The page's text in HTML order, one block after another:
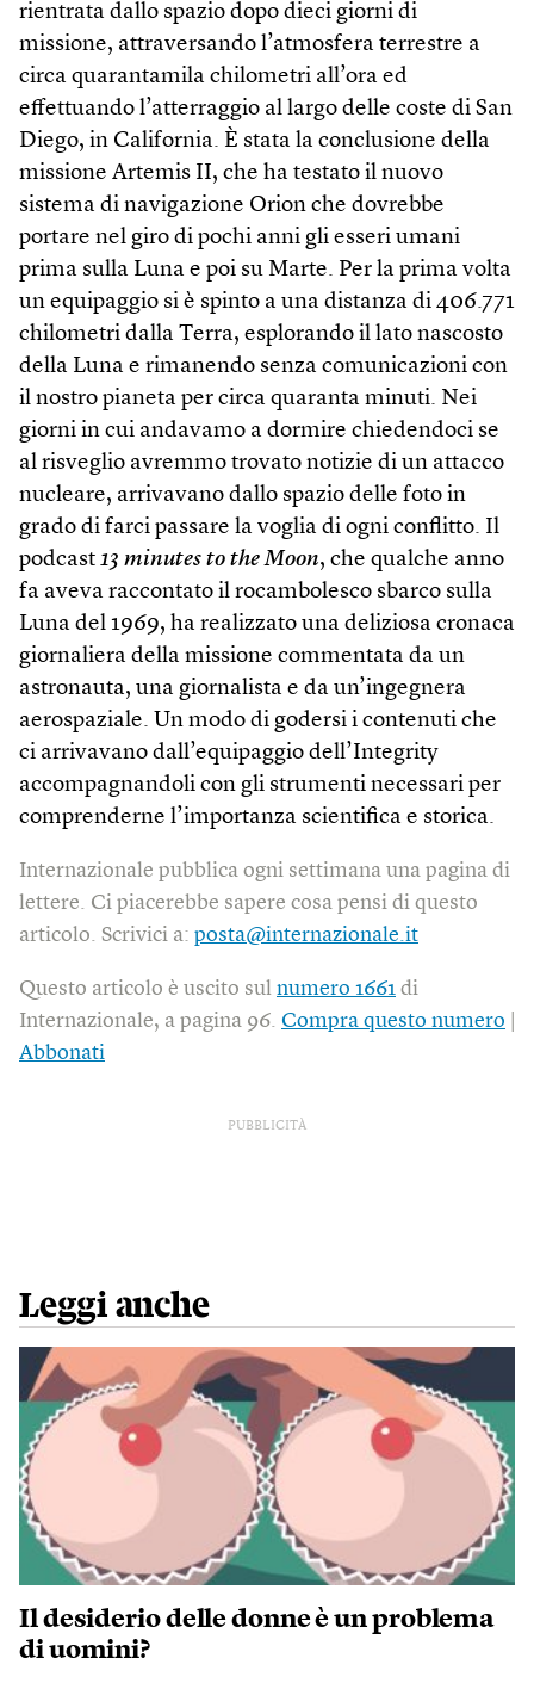
rientrata dallo spazio dopo dieci giorni di
missione, attraversando l’atmosfera terrestre a
circa quarantamila chilometri all’ora ed
effettuando l’atterraggio al largo delle coste di San
Diego, in California. È stata la conclusione della
missione Artemis II, che ha testato il nuovo
sistema di navigazione Orion che dovrebbe
portare nel giro di pochi anni gli esseri umani
prima sulla Luna e poi su Marte. Per la prima volta
un equipaggio si è spinto a una distanza di 406.771
chilometri dalla Terra, esplorando il lato nascosto
della Luna e rimanendo senza comunicazioni con
il nostro pianeta per circa quaranta minuti. Nei
giorni in cui andavamo a dormire chiedendoci se
al risveglio avremmo trovato notizie di un attacco
nucleare, arrivavano dallo spazio delle foto in
grado di farci passare la voglia di ogni conflitto. Il
pod­cast 13 minutes to the Moon, che qualche anno
fa aveva raccontato il rocambolesco sbarco sulla
Luna del 1969, ha realizzato una deliziosa cronaca
giornaliera della missione commentata da un
astronauta, una giornalista e da un’ingegnera
aerospaziale. Un modo di godersi i contenuti che
ci arrivavano dall’equipaggio dell’Integrity
accompagnandoli con gli strumenti necessari per
comprenderne l’importanza scientifica e storica.
Internazionale pubblica ogni settimana una pagina di
lettere. Ci piacerebbe sapere cosa pensi di questo
articolo. Scrivici a: posta@internazionale.it
Questo articolo è uscito sul numero 1661 di
Internazionale, a pagina 96. Compra questo numero
Abbonati
PUBBLICITÀ
Leggi anche
Il desiderio delle donne è un problema
di uomini?